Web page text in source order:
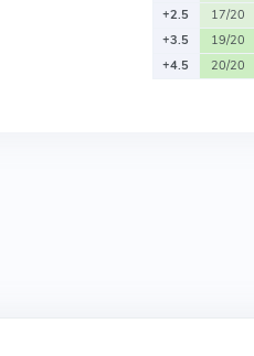
+2.5
17/20
+3.5
19/20
+4.5
20/20